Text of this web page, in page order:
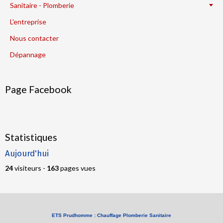
Sanitaire - Plomberie
L'entreprise
Nous contacter
Dépannage
Page Facebook
Statistiques
Aujourd'hui
24visiteurs - 163pages vues
ETS Prudhomme : Chauffage Plomberie Sanitaire